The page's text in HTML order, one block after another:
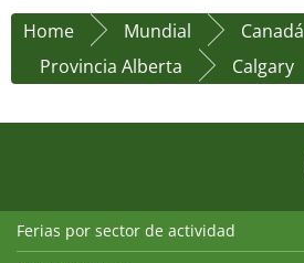
Home
Mundial
Canadá
Provincia Alberta
Calgary
Ferias por sector de actividad